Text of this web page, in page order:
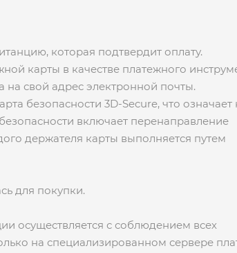
которая подтвердит оплату.
карты в качестве платежного
на свой адрес электронной почты.
безопасности 3D-Secure, что
включает перенаправление
держателя карты выполняется путем
для покупки.
осуществляется с соблюдением всех
на специализированном сервере